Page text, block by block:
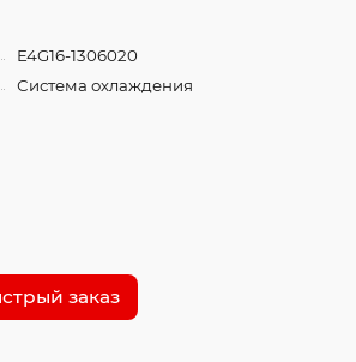
E4G16-1306020
Система охлаждения
заказ